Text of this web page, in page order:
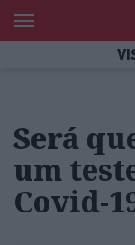
Será
um
Covid-